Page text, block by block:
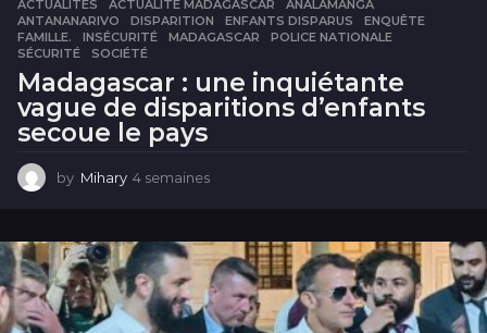
ACTUALITÉS ACTUALITÉ MADAGASCAR ,ANALAMANGA
ANTANANARIVO
,DISPARITION ,ENFANTS DISPARUS ,ENQUÊTE
FAMILLE.
,INSÉCURITÉ ,MADAGASCAR ,POLICE NATIONALE
SÉCURITÉ
,SOCIÉTÉ
Madagascar : une inquiétante
vague de disparitions d’enfants
secoue le pays
by Mihary 4 semaines
m
a
i
n
e